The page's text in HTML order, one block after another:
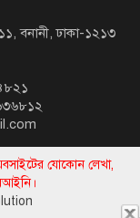
বনানী, ঢাকা-১২১৩
যোকোন লেখা,